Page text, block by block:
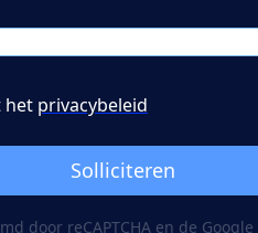
het privacybeleid
Solliciteren
door reCAPTCHA en de Google